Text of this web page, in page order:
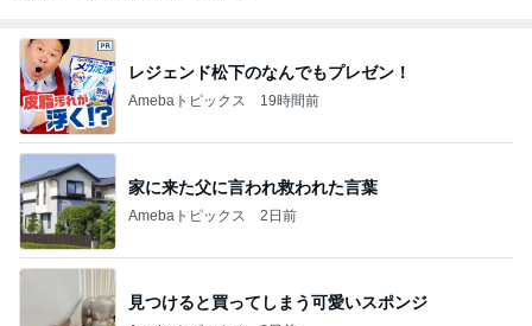
レジェンド松下のなんでもプレゼン！
Amebaトピックス 19時間前
家に来た父に言われ救われた言葉
Amebaトピックス 2日前
見つけると買ってしまう可愛いスポンジ